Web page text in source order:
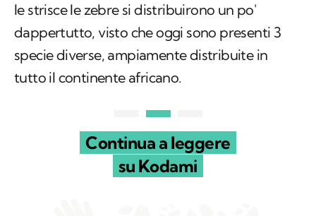
le strisce le zebre si distribuirono un po'
dappertutto, visto che oggi sono presenti 3
specie diverse, ampiamente distribuite in
tutto il continente africano.
Continua a leggere
su Kodami